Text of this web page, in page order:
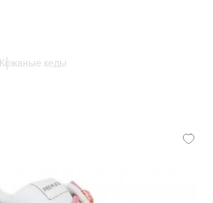
Кожаные кеды